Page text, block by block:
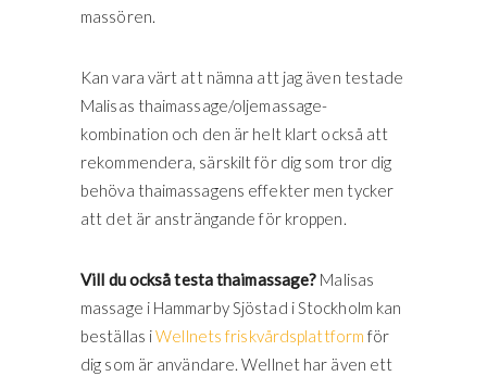
massören.
Kan vara värt att nämna att jag även testade
Malisas thaimassage/oljemassage-
kombination och den är helt klart också att
rekommendera, särskilt för dig som tror dig
behöva thaimassagens effekter men tycker
att det är ansträngande för kroppen.
Vill du också testa thaimassage? Malisas
massage i Hammarby Sjöstad i Stockholm kan
beställas iWellnets friskvårdsplattform för
dig som är användare. Wellnet har även ett